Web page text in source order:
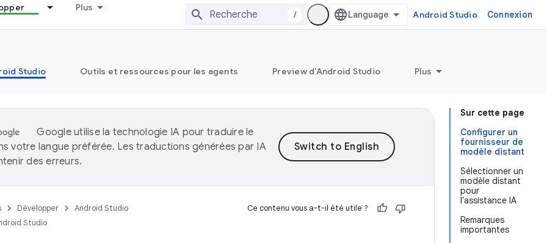
Plus
/ Android Studio Connexion
Studio Outils et ressources pour les agents Preview d'Android Studio Plus
Sur cette page
Configurer un
fournisseur de
modèle distant
Sélectionner un
modèle distant
pour
l'assistance IA
Remarques
importantes
Google utilise la technologie IA pour traduire le
votre langue préférée. Les traductions générées par IA
des erreurs.
Développer
Android Studio
Studio
Ce contenu vous a-t-il été utile ?